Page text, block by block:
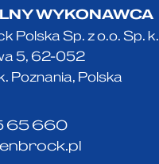
WYKONAWCA
Polska Sp. z o.o. Sp. k.
5, 62-052
Poznania, Polska
65 660